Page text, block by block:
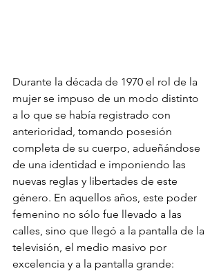
Durante la década de 1970 el rol de la
mujer se impuso de un modo distinto
a lo que se había registrado con
anterioridad, tomando posesión
completa de su cuerpo, adueñándose
de una identidad e imponiendo las
nuevas reglas y libertades de este
género. En aquellos años, este poder
femenino no sólo fue llevado a las
calles, sino que llegó a la pantalla de la
televisión, el medio masivo por
excelencia y a la pantalla grande: